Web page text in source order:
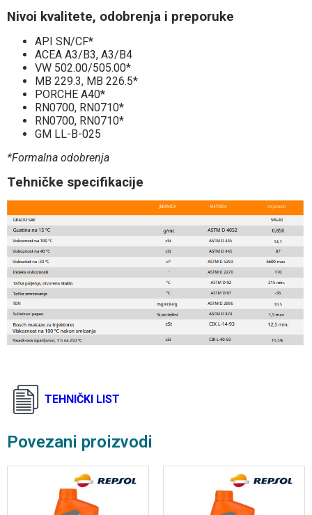
Nivoi kvalitete, odobrenja i preporuke
API SN/CF*
ACEA A3/B3, A3/B4
VW 502.00/505.00*
MB 229.3, MB 226.5*
PORCHE A40*
RN0700, RN0710*
RN0700, RN0710*
GM LL-B-025
*Formalna odobrenja
Tehničke specifikacije
TEHNIČKI LIST
Povezani proizvodi